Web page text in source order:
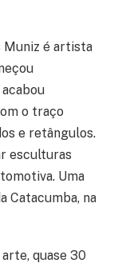
Muniz é artista
o traço
e retângulos.
esculturas
Uma
Catacumba, na
quase 30